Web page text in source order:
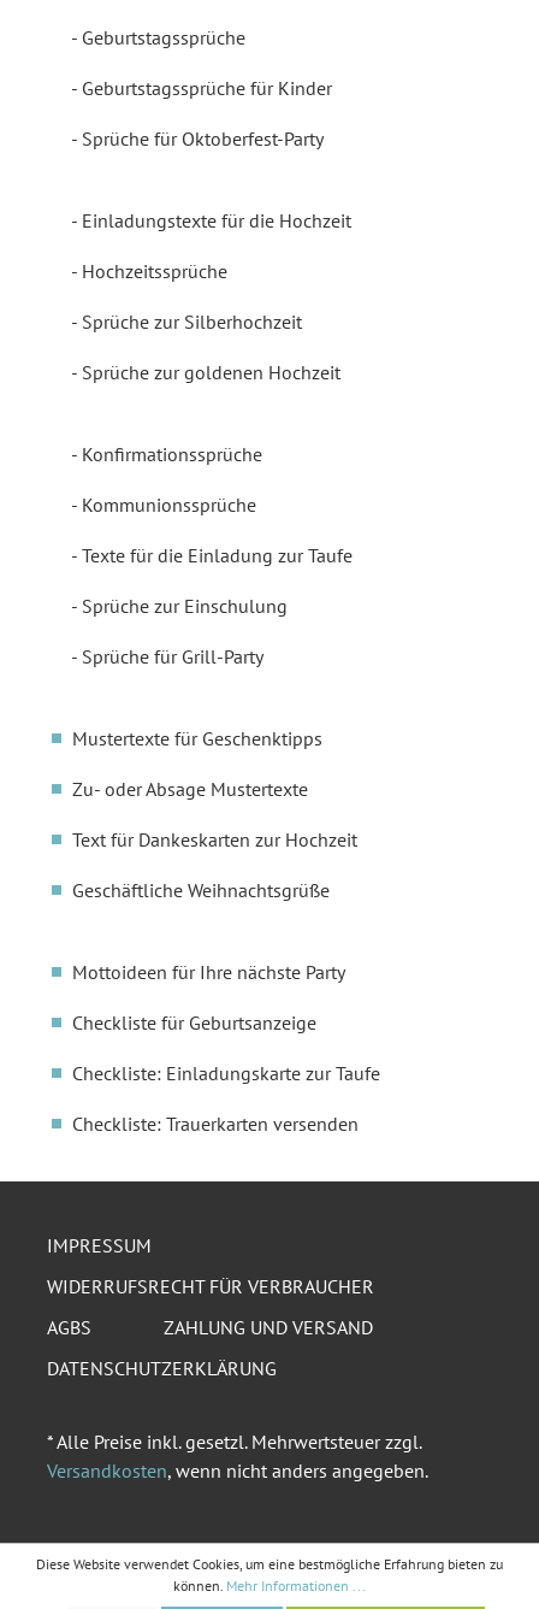
Geburtstagssprüche
Geburtstagssprüche für Kinder
Sprüche für Oktoberfest-Party
Einladungstexte für die Hochzeit
Hochzeitssprüche
Sprüche zur Silberhochzeit
Sprüche zur goldenen Hochzeit
Konfirmationssprüche
Kommunionssprüche
Texte für die Einladung zur Taufe
Sprüche zur Einschulung
Sprüche für Grill-Party
Mustertexte für Geschenktipps
Zu- oder Absage Mustertexte
Text für Dankeskarten zur Hochzeit
Geschäftliche Weihnachtsgrüße
Mottoideen für Ihre nächste Party
Checkliste für Geburtsanzeige
Checkliste: Einladungskarte zur Taufe
Checkliste: Trauerkarten versenden
IMPRESSUM
WIDERRUFSRECHT FÜR VERBRAUCHER
AGBS
ZAHLUNG UND VERSAND
DATENSCHUTZERKLÄRUNG
* Alle Preise inkl. gesetzl. Mehrwertsteuer zzgl.
Versandkosten, wenn nicht anders angegeben.
Diese Website verwendet Cookies, um eine bestmögliche Erfahrung bieten zu
können. Mehr Informationen ...